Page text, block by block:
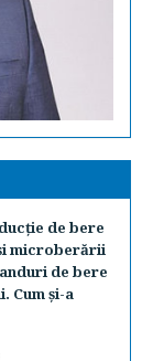
de bere
microberării
de bere
Cum şi-a